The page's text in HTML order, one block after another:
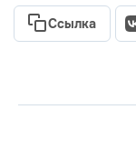
Ссылка